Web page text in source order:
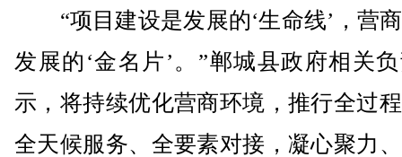
“项目建设是发展的‘生命线’，营
发展的‘金名片’。”郸城县政府相关
示，将持续优化营商环境，推行全过
全天候服务、全要素对接，凝心聚力